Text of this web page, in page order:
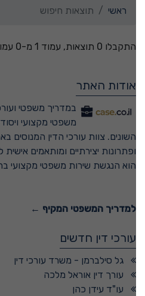
ראשי תוצאות חיפוש
התקבלו 0 תוצאות, עמוד 1 מ-0 עמודים
אודות האתר
במדריך משפטי ועורכי
משפטי מקצועי
השונים. צוות עורכי הדין המנוסים
ופתרונות יצירתיים ומותאמים אישית
הוא הנגשת שירות משפטי מקצועי
למדריך המשפטי המקיף ←
עורכי דין חדשים
גל סילברמן - משרד עורכי דין
עורך דין אוראל מלכה
עו"ד עידן כהן